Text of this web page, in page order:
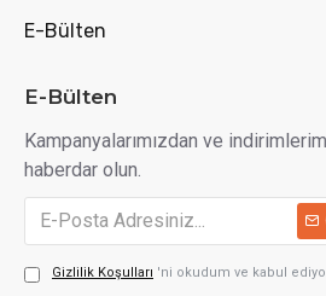
E-Bülten
E-Bülten
Kampanyalarımızdan ve
haberdar olun.
Gizlilik Koşulları 'ni okudum ve kabul